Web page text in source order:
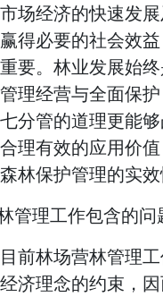
场经济的快速发
得必要的社会效
要。林业发展始
理经营与全面保
分管的道理更能
理有效的应用价
林保护管理的实效
管理工作包含的问
前林场营林管理
济理念的约束，